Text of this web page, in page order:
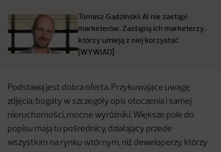
Tomasz Gadziński: AI nie zastąpi
marketerów. Zastąpią ich marketerzy,
którzy umieją z niej korzystać
[WYWIAD]
Podstawą jest dobra oferta. Przykuwające uwagę
zdjęcia, bogaty w szczegóły opis otoczenia i samej
nieruchomości, mocne wyróżniki. Większe pole do
popisu mają tu pośrednicy, działający przede
wszystkim na rynku wtórnym, niż deweloperzy, którzy